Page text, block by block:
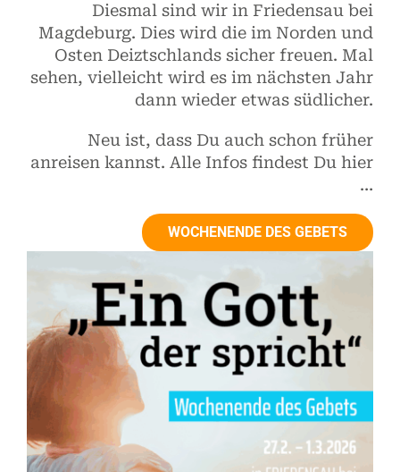
Diesmal sind wir in Friedensau bei
Magdeburg. Dies wird die im Norden und
Osten Deiztschlands sicher freuen. Mal
sehen, vielleicht wird es im nächsten Jahr
dann wieder etwas südlicher.
Neu ist, dass Du auch schon früher
anreisen kannst. Alle Infos findest Du hier
…
WOCHENENDE DES GEBETS